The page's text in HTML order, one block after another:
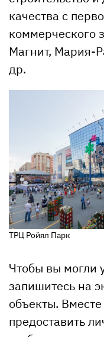
качества с
коммерческого
Магнит, Мария-
др.
ТРЦ Ройял Парк
Чтобы вы могли
запишитесь на
объекты.
предоставить